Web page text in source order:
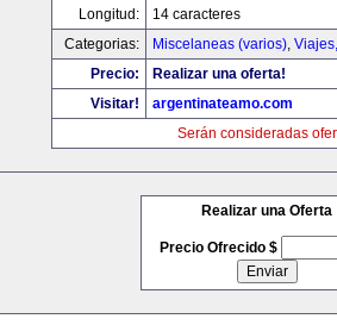
Longitud:
14 caracteres
Categorias:
Miscelaneas (varios),
Precio:
Realizar una oferta!
Visitar!
argentinateamo.com
Serán consideradas
Realizar una Oferta
Precio Ofrecido $